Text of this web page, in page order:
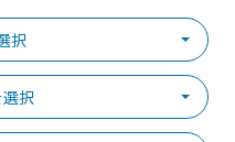
択
択